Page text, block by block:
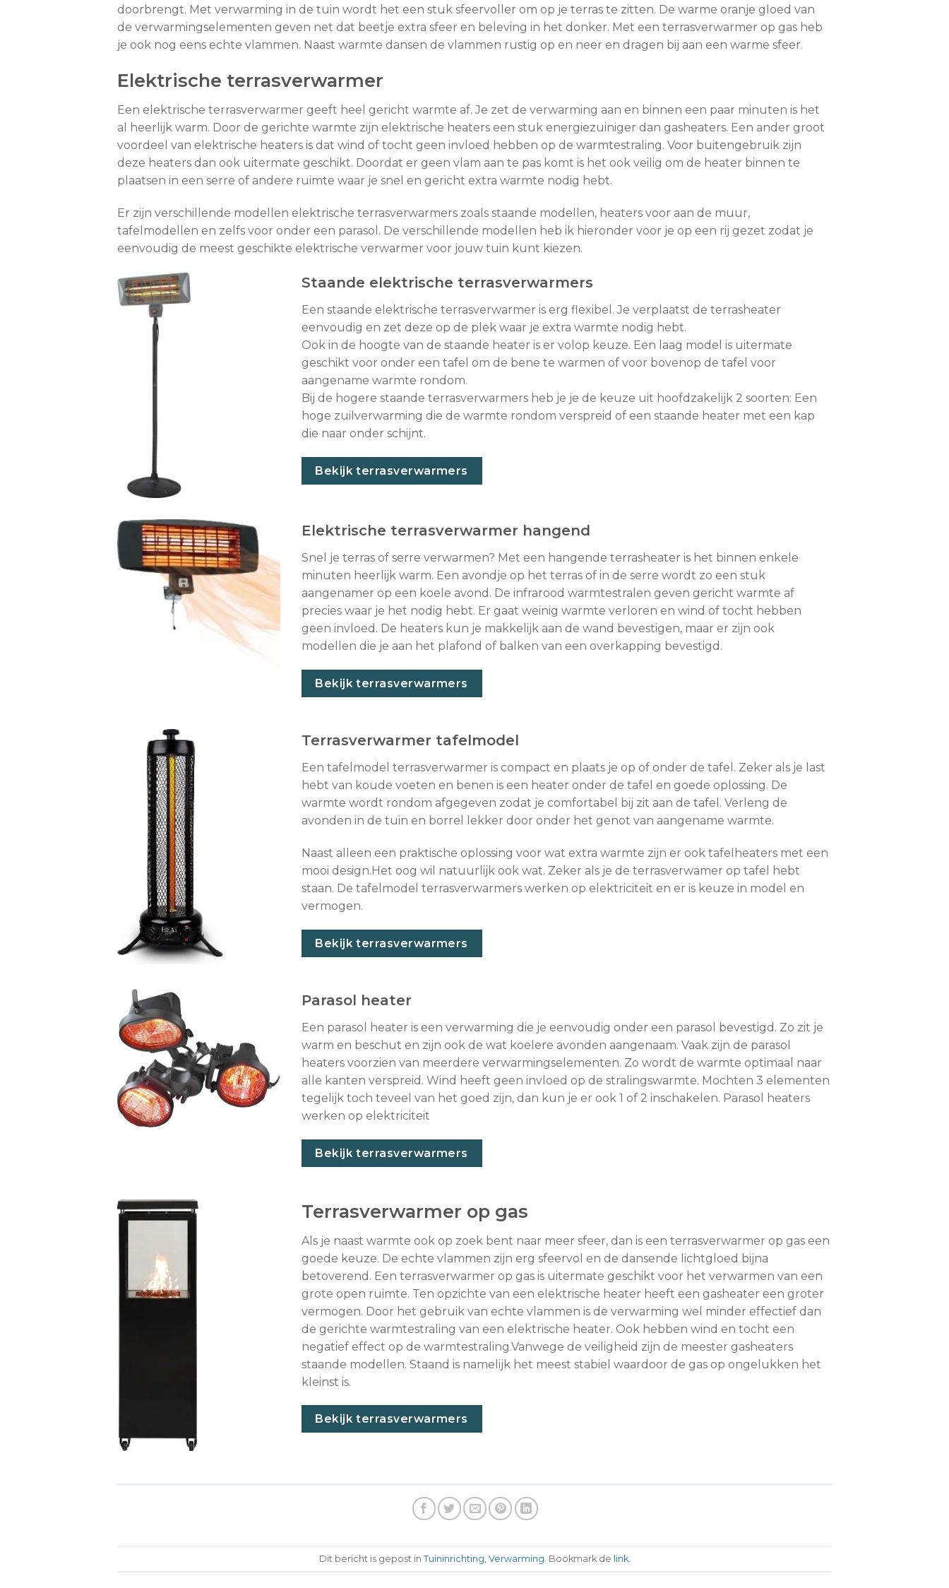
doorbrengt. Met verwarming in de tuin wordt het een stuk sfeervoller om op je terras te zitten. De warme oranje gloed van
de verwarmingselementen geven net dat beetje extra sfeer en beleving in het donker. Met een terrasverwarmer op gas heb
je ook nog eens echte vlammen. Naast warmte dansen de vlammen rustig op en neer en dragen bij aan een warme sfeer.
Elektrische terrasverwarmer
Een elektrische terrasverwarmer geeft heel gericht warmte af. Je zet de verwarming aan en binnen een paar minuten is het
al heerlijk warm. Door de gerichte warmte zijn elektrische heaters een stuk energiezuiniger dan gasheaters. Een ander groot
voordeel van elektrische heaters is dat wind of tocht geen invloed hebben op de warmtestraling. Voor buitengebruik zijn
deze heaters dan ook uitermate geschikt. Doordat er geen vlam aan te pas komt is het ook veilig om de heater binnen te
plaatsen in een serre of andere ruimte waar je snel en gericht extra warmte nodig hebt.
Er zijn verschillende modellen elektrische terrasverwarmers zoals staande modellen, heaters voor aan de muur,
tafelmodellen en zelfs voor onder een parasol. De verschillende modellen heb ik hieronder voor je op een rij gezet zodat je
eenvoudig de meest geschikte elektrische verwarmer voor jouw tuin kunt kiezen.
Staande elektrische terrasverwarmers
Een staande elektrische terrasverwarmer is erg flexibel. Je verplaatst de terrasheater
eenvoudig en zet deze op de plek waar je extra warmte nodig hebt.
Ook in de hoogte van de staande heater is er volop keuze. Een laag model is uitermate
geschikt voor onder een tafel om de bene te warmen of voor bovenop de tafel voor
aangename warmte rondom.
Bij de hogere staande terrasverwarmers heb je je de keuze uit hoofdzakelijk 2 soorten: Een
hoge zuilverwarming die de warmte rondom verspreid of een staande heater met een kap
die naar onder schijnt.
Bekijk terrasverwarmers
Elektrische terrasverwarmer hangend
Snel je terras of serre verwarmen? Met een hangende terrasheater is het binnen enkele
minuten heerlijk warm. Een avondje op het terras of in de serre wordt zo een stuk
aangenamer op een koele avond. De infrarood warmtestralen geven gericht warmte af
precies waar je het nodig hebt. Er gaat weinig warmte verloren en wind of tocht hebben
geen invloed. De heaters kun je makkelijk aan de wand bevestigen, maar er zijn ook
modellen die je aan het plafond of balken van een overkapping bevestigd.
Bekijk terrasverwarmers
Terrasverwarmer tafelmodel
Een tafelmodel terrasverwarmer is compact en plaats je op of onder de tafel. Zeker als je last
hebt van koude voeten en benen is een heater onder de tafel en goede oplossing. De
warmte wordt rondom afgegeven zodat je comfortabel bij zit aan de tafel. Verleng de
avonden in de tuin en borrel lekker door onder het genot van aangename warmte.
Naast alleen een praktische oplossing voor wat extra warmte zijn er ook tafelheaters met een
mooi design.Het oog wil natuurlijk ook wat. Zeker als je de terrasverwamer op tafel hebt
staan. De tafelmodel terrasverwarmers werken op elektriciteit en er is keuze in model en
vermogen.
Bekijk terrasverwarmers
Parasol heater
Een parasol heater is een verwarming die je eenvoudig onder een parasol bevestigd. Zo zit je
warm en beschut en zijn ook de wat koelere avonden aangenaam. Vaak zijn de parasol
heaters voorzien van meerdere verwarmingselementen. Zo wordt de warmte optimaal naar
alle kanten verspreid. Wind heeft geen invloed op de stralingswarmte. Mochten 3 elementen
tegelijk toch teveel van het goed zijn, dan kun je er ook 1 of 2 inschakelen. Parasol heaters
werken op elektriciteit
Bekijk terrasverwarmers
Terrasverwarmer op gas
Als je naast warmte ook op zoek bent naar meer sfeer, dan is een terrasverwarmer op gas een
goede keuze. De echte vlammen zijn erg sfeervol en de dansende lichtgloed bijna
betoverend. Een terrasverwarmer op gas is uitermate geschikt voor het verwarmen van een
grote open ruimte. Ten opzichte van een elektrische heater heeft een gasheater een groter
vermogen. Door het gebruik van echte vlammen is de verwarming wel minder effectief dan
de gerichte warmtestraling van een elektrische heater. Ook hebben wind en tocht een
negatief effect op de warmtestraling.Vanwege de veiligheid zijn de meester gasheaters
staande modellen. Staand is namelijk het meest stabiel waardoor de gas op ongelukken het
kleinst is.
Bekijk terrasverwarmers
Dit bericht is gepost in Tuininrichting Verwarming . Bookmark de link.